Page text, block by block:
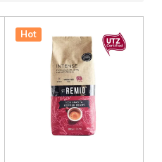
Hot